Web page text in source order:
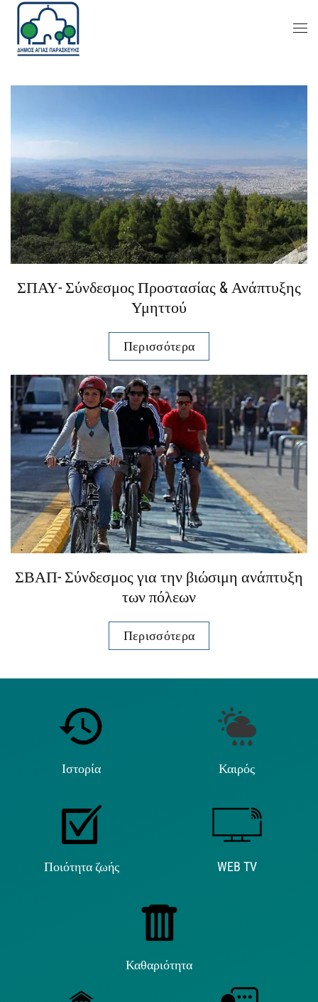
ΣΠΑΥ- Σύνδεσμος Προστασίας & Ανάπτυξης
Υμηττού
Περισσότερα
ΣΒΑΠ- Σύνδεσμος για την βιώσιμη ανάπτυξη
των πόλεων
Περισσότερα
Ιστορία Καιρός
Ποιότητα ζωής WEB TV
Καθαριότητα